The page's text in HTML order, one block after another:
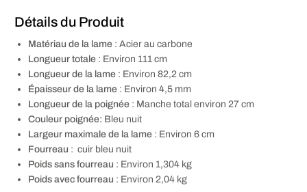
Détails du Produit
Matériau de la lame : Acier au carbone
Longueur totale : Environ 111 cm
Longueur de la lame : Environ 82,2 cm
Épaisseur de la lame : Environ 4,5 mm
Longueur de la poignée : Manche total environ 27 cm
Couleur poignée: Bleu nuit
Largeur maximale de la lame : Environ 6 cm
Fourreau : cuir bleu nuit
Poids sans fourreau : Environ 1,304 kg
Poids avec fourreau : Environ 2,04 kg